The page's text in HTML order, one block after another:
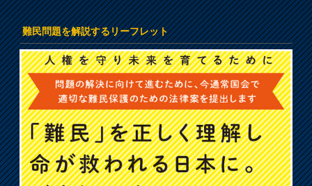
難民問題を解説するリーフレット